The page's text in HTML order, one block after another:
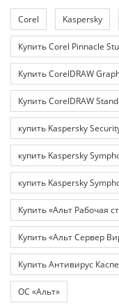
Corel Kaspersky
Купить Corel Pinnacle
Купить CorelDRAW
Купить CorelDRAW
купить Kaspersky
купить Kaspersky
купить Kaspersky
Купить «Альт Рабочая
Купить «Альт Сервер
Купить Антивирус
ОС «Альт»